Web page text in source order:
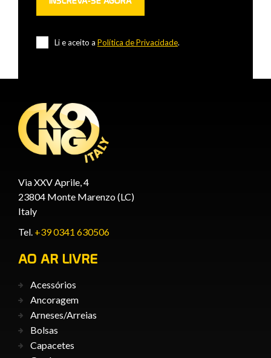
Li e aceito a Política de Privacidade.
Via XXV Aprile, 4
23804 Monte Marenzo (LC)
Italy
Tel. +39 0341 630506
AO AR LIVRE
Acessórios
Ancoragem
Arneses/Arreias
Bolsas
Capacetes